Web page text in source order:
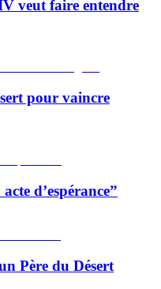
veut faire entendre
pour vaincre
d’espérance”
Père du Désert